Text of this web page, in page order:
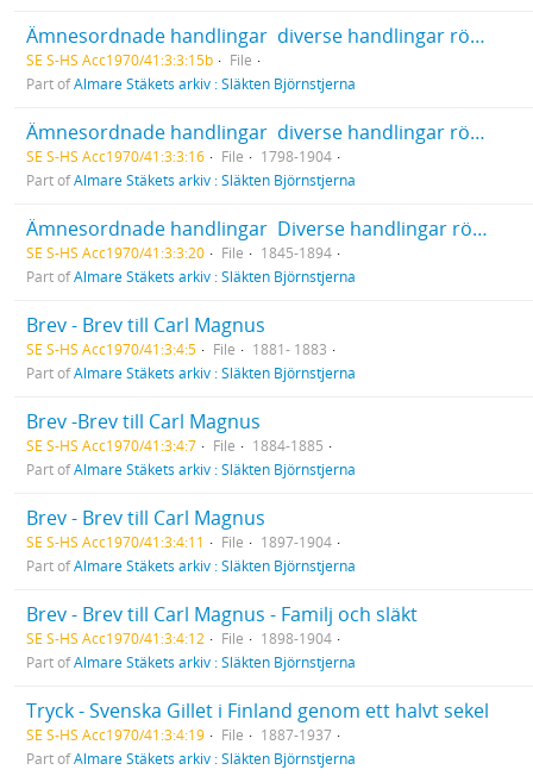
Ämnesordnade handlingar  diverse handlingar rörande Inrikespolitisk verksamhet  Byggnationer och monument  Riksdags- och bankhuset i Stockholm
SE S-HS Acc1970/41:3:3:15b
File
Part ofAlmare Stäkets arkiv : Släkten Björnstjerna
Ämnesordnade handlingar  diverse handlingar rörande Inrikespolitisk verksamhet  Blandat
SE S-HS Acc1970/41:3:3:16 File
1798-1904
Part ofAlmare Stäkets arkiv : Släkten Björnstjerna
Ämnesordnade handlingar  Diverse handlingar rörande Inrikespolitisk verksamhet  Övrigt
SE S-HS Acc1970/41:3:3:20 File
1845-1894
Part ofAlmare Stäkets arkiv : Släkten Björnstjerna
Brev - Brev till Carl Magnus
SE S-HS Acc1970/41:3:4:5 File
1881- 1883
Part ofAlmare Stäkets arkiv : Släkten Björnstjerna
Brev -Brev till Carl Magnus
SE S-HS Acc1970/41:3:4:7 File
1884-1885
Part ofAlmare Stäkets arkiv : Släkten Björnstjerna
Brev - Brev till Carl Magnus
SE S-HS Acc1970/41:3:4:11 File
1897-1904
Part ofAlmare Stäkets arkiv : Släkten Björnstjerna
Brev - Brev till Carl Magnus - Familj och släkt
SE S-HS Acc1970/41:3:4:12 File
1898-1904
Part ofAlmare Stäkets arkiv : Släkten Björnstjerna
Tryck - Svenska Gillet i Finland genom ett halvt sekel
SE S-HS Acc1970/41:3:4:19 File
1887-1937
Part ofAlmare Stäkets arkiv : Släkten Björnstjerna